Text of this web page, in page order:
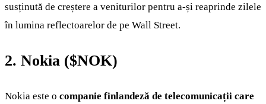
susținută de creștere a veniturilor pentru a-și reaprinde zilele
în lumina reflectoarelor de pe Wall Street.
2. Nokia ($NOK)
Nokia este o companie finlandeză de telecomunicații care